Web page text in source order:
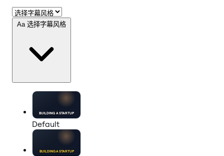
Aa 选择字幕风格
BUILDING ASTARTUP
Default
BUILDING ASTARTUP